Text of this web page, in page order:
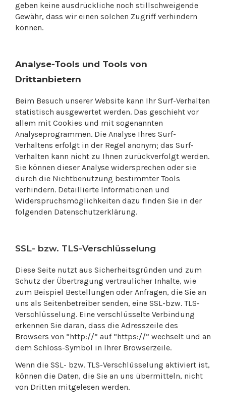
geben keine ausdrückliche noch stillschweigende
Gewähr, dass wir einen solchen Zugriff verhindern
können.
Analyse-Tools und Tools von
Drittanbietern
Beim Besuch unserer Website kann Ihr Surf-Verhalten
statistisch ausgewertet werden. Das geschieht vor
allem mit Cookies und mit sogenannten
Analyseprogrammen. Die Analyse Ihres Surf-
Verhaltens erfolgt in der Regel anonym; das Surf-
Verhalten kann nicht zu Ihnen zurückverfolgt werden.
Sie können dieser Analyse widersprechen oder sie
durch die Nichtbenutzung bestimmter Tools
verhindern. Detaillierte Informationen und
Widerspruchsmöglichkeiten dazu finden Sie in der
folgenden Datenschutzerklärung.
SSL- bzw. TLS-Verschlüsselung
Diese Seite nutzt aus Sicherheitsgründen und zum
Schutz der Übertragung vertraulicher Inhalte, wie
zum Beispiel Bestellungen oder Anfragen, die Sie an
uns als Seitenbetreiber senden, eine SSL-bzw. TLS-
Verschlüsselung. Eine verschlüsselte Verbindung
erkennen Sie daran, dass die Adresszeile des
Browsers von “http://” auf “https://” wechselt und an
dem Schloss-Symbol in Ihrer Browserzeile.
Wenn die SSL- bzw. TLS-Verschlüsselung aktiviert ist,
können die Daten, die Sie an uns übermitteln, nicht
von Dritten mitgelesen werden.